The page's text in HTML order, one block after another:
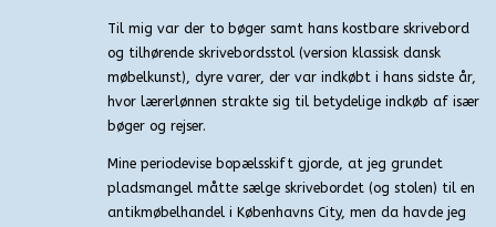
Til mig var der to bøger samt hans kostbare skrivebord
og tilhørende skrivebordsstol (version klassisk dansk
møbelkunst), dyre varer, der var indkøbt i hans sidste år,
hvor lærerlønnen strakte sig til betydelige indkøb af især
bøger og rejser.
Mine periodevise bopælsskift gjorde, at jeg grundet
pladsmangel måtte sælge skrivebordet (og stolen) til en
antikmøbelhandel i Københavns City, men da havde jeg